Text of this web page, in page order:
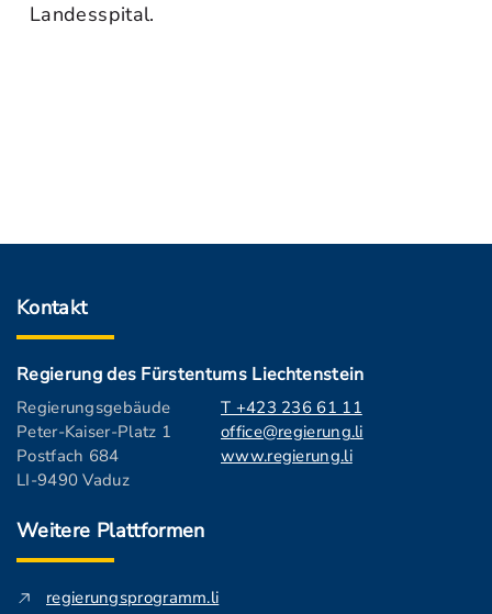
Landesspital.
Kontakt
Regierung des Fürstentums Liechtenstein
Regierungsgebäude
Peter-Kaiser-Platz 1
Postfach 684
LI-9490 Vaduz
T +423 236 61 11
office@regierung.li
www.regierung.li
Weitere Plattformen
regierungsprogramm.li